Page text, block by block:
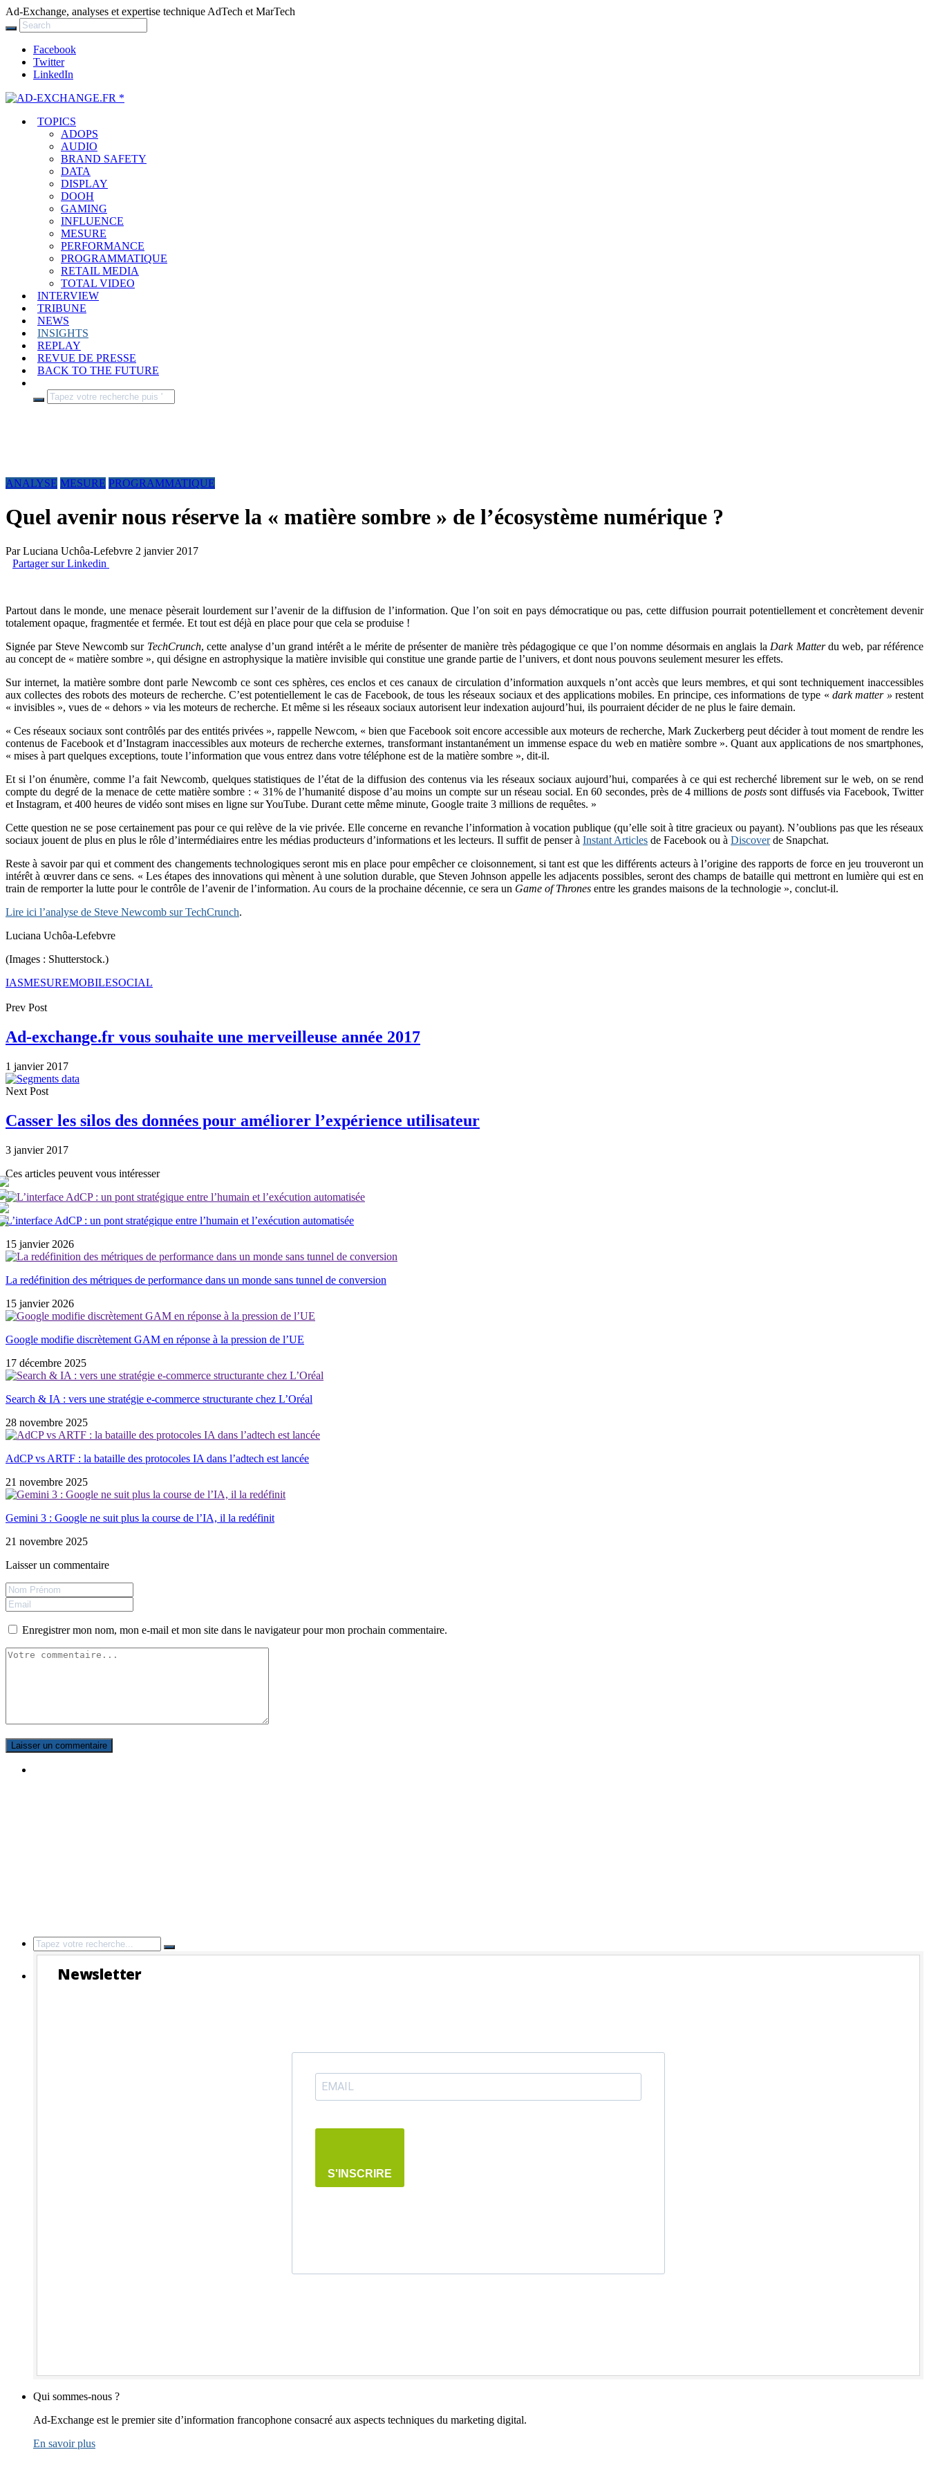
Ad-Exchange, analyses et expertise technique AdTech et MarTech
Facebook
Twitter
LinkedIn
TOPICS
ADOPS
AUDIO
BRAND SAFETY
DATA
DISPLAY
DOOH
GAMING
INFLUENCE
MESURE
PERFORMANCE
PROGRAMMATIQUE
RETAIL MEDIA
TOTAL VIDEO
INTERVIEW
TRIBUNE
NEWS
INSIGHTS
REPLAY
REVUE DE PRESSE
BACK TO THE FUTURE
ANALYSE MESURE PROGRAMMATIQUE
Quel avenir nous réserve la « matière sombre » de l’écosystème numérique ?
ParLuciana Uchôa-Lefebvre 2 janvier 2017
Partager sur Linkedin
Partout dans le monde, une menace pèserait lourdement sur l’avenir de la diffusion de l’information. Que l’on soit en pays démocratique ou pas, cette diffusion pourrait potentiellement et concrètement devenir
totalement opaque, fragmentée et fermée. Et tout est déjà en place pour que cela se produise !
Signée par Steve Newcomb sur TechCrunch, cette analyse d’un grand intérêt a le mérite de présenter de manière très pédagogique ce que l’on nomme désormais en anglais la Dark Matterdu web, par référence
au concept de « matière sombre », qui désigne en astrophysique la matière invisible qui constitue une grande partie de l’univers, et dont nous pouvons seulement mesurer les effets.
Sur internet, la matière sombre dont parle Newcomb ce sont ces sphères, ces enclos et ces canaux de circulation d’information auxquels n’ont accès que leurs membres, et qui sont techniquement inaccessibles
aux collectes des robots des moteurs de recherche. C’est potentiellement le cas de Facebook, de tous les réseaux sociaux et des applications mobiles. En principe, ces informations de type « dark matter » restent
« invisibles », vues de « dehors » via les moteurs de recherche. Et même si les réseaux sociaux autorisent leur indexation aujourd’hui, ils pourraient décider de ne plus le faire demain.
« Ces réseaux sociaux sont contrôlés par des entités privées », rappelle Newcom, « bien que Facebook soit encore accessible aux moteurs de recherche, Mark Zuckerberg peut décider à tout moment de rendre les
contenus de Facebook et d’Instagram inaccessibles aux moteurs de recherche externes, transformant instantanément un immense espace du web en matière sombre ». Quant aux applications de nos smartphones,
« mises à part quelques exceptions, toute l’information que vous entrez dans votre téléphone est de la matière sombre », dit-il.
Et si l’on énumère, comme l’a fait Newcomb, quelques statistiques de l’état de la diffusion des contenus via les réseaux sociaux aujourd’hui, comparées à ce qui est recherché librement sur le web, on se rend
compte du degré de la menace de cette matière sombre : « 31% de l’humanité dispose d’au moins un compte sur un réseau social. En 60 secondes, près de 4 millions deposts sont diffusés via Facebook, Twitter
et Instagram, et 400 heures de vidéo sont mises en ligne sur YouTube. Durant cette même minute, Google traite 3 millions de requêtes. »
Cette question ne se pose certainement pas pour ce qui relève de la vie privée. Elle concerne en revanche l’information à vocation publique (qu’elle soit à titre gracieux ou payant). N’oublions pas que les réseaux
sociaux jouent de plus en plus le rôle d’intermédiaires entre les médias producteurs d’informations et les lecteurs. Il suffit de penser à Instant Articles de Facebook ou à Discoverde Snapchat.
Reste à savoir par qui et comment des changements technologiques seront mis en place pour empêcher ce cloisonnement, si tant est que les différents acteurs à l’origine des rapports de force en jeu trouveront un
intérêt à œuvrer dans ce sens. « Les étapes des innovations qui mènent à une solution durable, que Steven Johnson appelle les adjacents possibles, seront des champs de bataille qui mettront en lumière qui est en
train de remporter la lutte pour le contrôle de l’avenir de l’information. Au cours de la prochaine décennie, ce sera un Game of Thrones entre les grandes maisons de la technologie », conclut-il.
Lire ici l’analyse de Steve Newcomb sur TechCrunch.
Luciana Uchôa-Lefebvre
(Images : Shutterstock.)
IASMESUREMOBILESOCIAL
Prev Post
Ad-exchange.fr vous souhaite une merveilleuse année 2017
1 janvier 2017
Next Post
Casser les silos des données pour améliorer l’expérience utilisateur
3 janvier 2017
Ces articles peuvent vous intéresser
L’interface AdCP : un pont stratégique entre l’humain et l’exécution automatisée
15 janvier 2026
La redéfinition des métriques de performance dans un monde sans tunnel de conversion
15 janvier 2026
Google modifie discrètement GAM en réponse à la pression de l’UE
17 décembre 2025
Search & IA : vers une stratégie e-commerce structurante chez L’Oréal
28 novembre 2025
AdCP vs ARTF : la bataille des protocoles IA dans l’adtech est lancée
21 novembre 2025
Gemini 3 : Google ne suit plus la course de l’IA, il la redéfinit
21 novembre 2025
Laisser un commentaire
Enregistrer mon nom, mon e-mail et mon site dans le navigateur pour mon prochain commentaire.
Search
for:
Newsletter
S'INSCRIRE
Qui sommes-nous ?
Ad-Exchange est le premier site d’information francophone consacré aux aspects techniques du marketing digital.
En savoir plus